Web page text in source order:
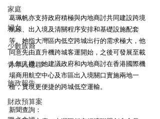
家庭
婦女
少數族裔
青年民建聯
施政報告
財政預算案
葛珮帆亦支持政府積極與內地商討共同建設跨境
航線、出入境及清關程序安排和基礎設施配套
等。她指大灣區內低空跨城出行的需求極大，他
同意先由直升機跨城客運開始，之後可發展至載
人無人機。她建議政府和內地商討在香港國際機
場商用航空中心及市區出入境關口實施兩地一
檢，實現更便捷的跨城低空運輸。
新聞查詢：